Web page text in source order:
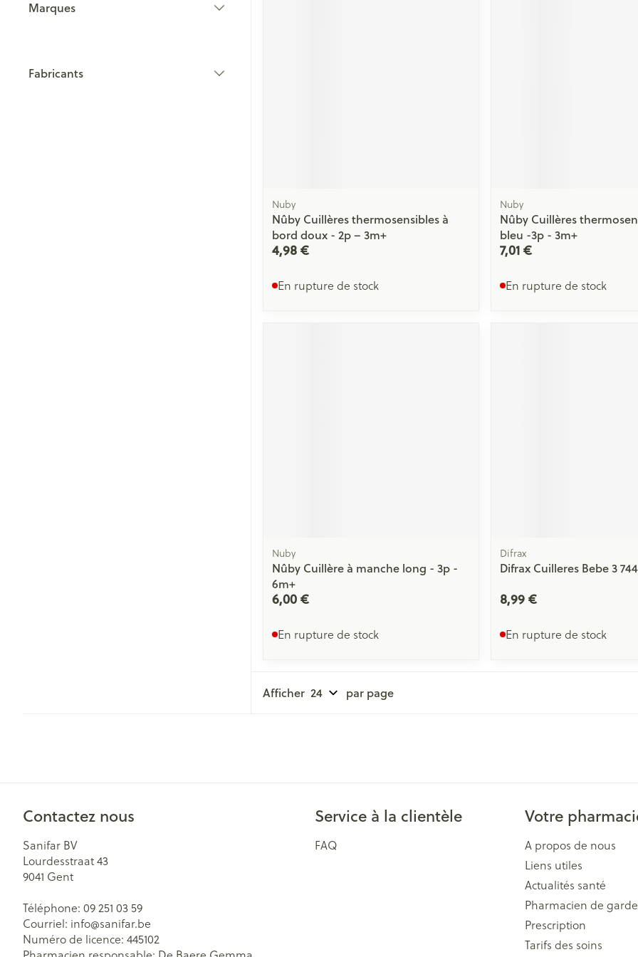
Marques
Fabricants
Nuby
Nûby Cuillères thermosensibles à
bord doux - 2p – 3m+
4,98 €
En rupture de stock
Nuby
Nûby Cuillères
bleu -3p - 3m+
7,01 €
En rupture de stock
Nuby
Nûby Cuillère à manche long - 3p -
6m+
6,00 €
En rupture de stock
Difrax
Difrax Cuilleres Bebe 3
8,99 €
En rupture de stock
Afficher par page
Contactez nous
Sanifar BV
Lourdesstraat 43
9041 Gent
Téléphone: 09 251 03 59
Courriel: info@sanifar.be
Numéro de licence: 445102
Service à la clientèle
FAQ
Votre
A propos de nous
Liens utiles
Actualités santé
Pharmacien de garde
Prescription
Tarifs des soins